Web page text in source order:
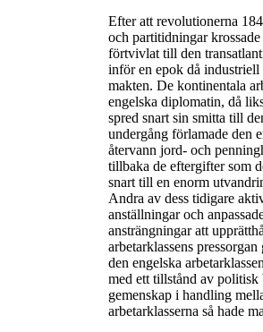
Efter att revolutionerna
och partitidningar
förtvivlat till den
inför en epok då
makten. De kontinentala
engelska diplomatin, då
spred snart sin smitta till
undergång förlamade den
återvann jord- och
tillbaka de eftergifter som
snart till en enorm
Andra av dess tidigare
anställningar och
ansträngningar att
arbetarklassens
den engelska
med ett tillstånd av politisk
gemenskap i handling
arbetarklasserna så hade